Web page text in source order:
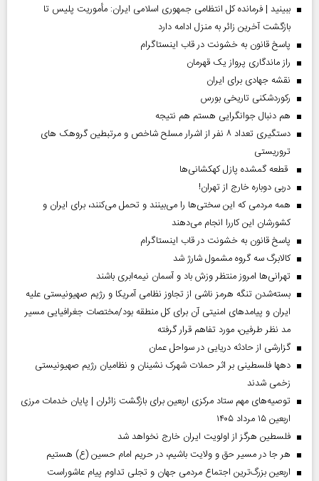
ببینید | فرمانده کل انتظامی جمهوری اسلامی ایران­: مأموریت پلیس تا
بازگشت آخرین زائر به منزل ادامه دارد
پاسخ قانون به خشونت در قاب اینستاگرام
راز ماندگاری پرواز یک قهرمان
نقشه جهادی برای ایران
رکوردشکنی تاریخی بورس
هم دنبال جوانگرایی هستم هم نتیجه
دستگیری تعداد ۸ نفر از اشرار مسلح شاخص و مرتبطین گروهک های
تروریستی
قطعه گمشده پازل کهکشانی‌ها
دربی دوباره خارج از تهران!
همه مردمی که این سختی‌ها را می‌بینند و تحمل می‌کنند، برای ایران و
کشورشان این کاررا انجام می‌دهند
پاسخ قانون به خشونت در قاب اینستاگرام
کالابرگ سه گروه مشمول شارژ شد
تهرانی‌ها امروز منتظر وزش باد و آسمان نیمه‌ابری باشند
بسته‌شدن تنگه هرمز ناشی از تجاوز نظامی آمریکا و رژیم صهیونیستی علیه
ایران و پیامد‌های امنیتی آن برای کل منطقه بود/مختصات جغرافیایی مسیر
مد نظر طرفین، مورد تفاهم قرار گرفته
گزارشی از حادثه دریایی در سواحل عمان
دهها فلسطینی بر اثر حملات شهرک نشینان و نظامیان رژیم صهیونیستی
زخمی شدند
توصیه‌های مهم ستاد مرکزی اربعین برای بازگشت زائران | پایان خدمات مرزی
اربعین ۱۵ مرداد ۱۴۰۵
فلسطین هرگز از اولویت ایران خارج نخواهد شد
هر جا در مسیر حق و ولایت باشیم، در حریم امام حسین (ع) هستیم
اربعین بزرگ‌ترین اجتماع مردمی جهان و تجلی تداوم پیام عاشوراست